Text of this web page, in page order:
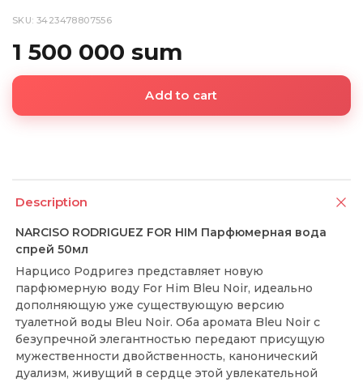
SKU: 3423478807556
1 500 000 sum
Add to cart
Description
NARCISO RODRIGUEZ FOR HIM Парфюмерная вода
спрей 50мл
Нарцисо Родригез представляет новую
парфюмерную воду For Him Bleu Noir, идеально
дополняющую уже существующую версию
туалетной воды Bleu Noir. Оба аромата Bleu Noir с
безупречной элегантностью передают присущую
мужественности двойственность, канонический
дуализм, живущий в сердце этой увлекательной